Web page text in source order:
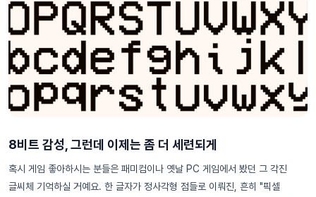
8비트 감성, 그런데 이제는 좀 더 세련되게
혹시 게임 좋아하시는 분들은 패미컴이나 옛날 PC 게임에서 봤던 그 각진
글씨체 기억하실 거예요. 한 글자가 정사각형 점들로 이뤄진, 흔히 "픽셀